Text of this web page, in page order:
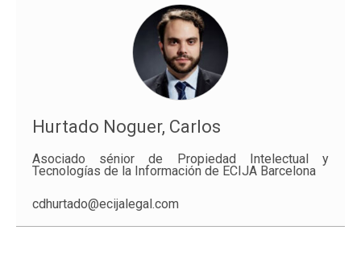
Hurtado Noguer, Carlos
Asociado sénior de Propiedad Intelectual y
Tecnologías de la Información de ECIJA Barcelona
cdhurtado@ecijalegal.com